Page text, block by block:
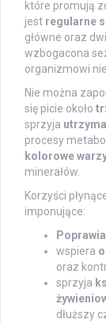
które promują
jest regularne
główne oraz
wzbogacona
organizmowi
Nie można
się picie około
sprzyja
procesy
kolorowe
minerałów.
Korzyści
imponujące:
wspiera
oraz
sprzyja
dłuższy